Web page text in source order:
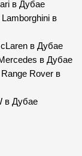
в Дубае
в
в Дубае
в Дубае
Rover в
в Дубае